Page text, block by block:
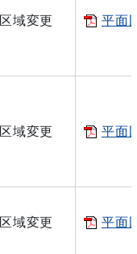
区域変更 平面
区域変更 平面
区域変更 平面